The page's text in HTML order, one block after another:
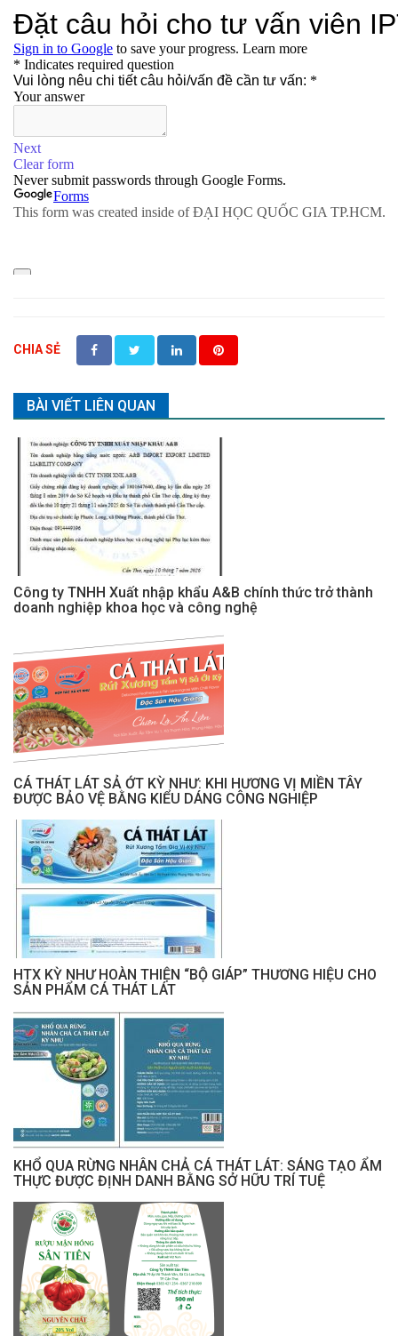
CHIA SẺ
BÀI VIẾT LIÊN QUAN
Công ty TNHH Xuất nhập khẩu A&B chính thức trở thành
doanh nghiệp khoa học và công nghệ
CÁ THÁT LÁT SẢ ỚT KỲ NHƯ: KHI HƯƠNG VỊ MIỀN TÂY
ĐƯỢC BẢO VỆ BẰNG KIỂU DÁNG CÔNG NGHIỆP
HTX KỲ NHƯ HOÀN THIỆN “BỘ GIÁP” THƯƠNG HIỆU CHO
SẢN PHẨM CÁ THÁT LÁT
KHỔ QUA RỪNG NHÂN CHẢ CÁ THÁT LÁT: SÁNG TẠO ẨM
THỰC ĐƯỢC ĐỊNH DANH BẰNG SỞ HỮU TRÍ TUỆ